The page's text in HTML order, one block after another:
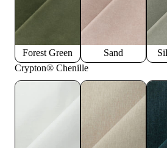
Forest Green Sand
Crypton® Chenille